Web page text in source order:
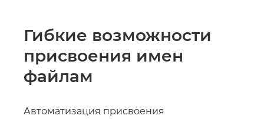
Гибкие возможности
присвоения имен
файлам
Автоматизация присвоения